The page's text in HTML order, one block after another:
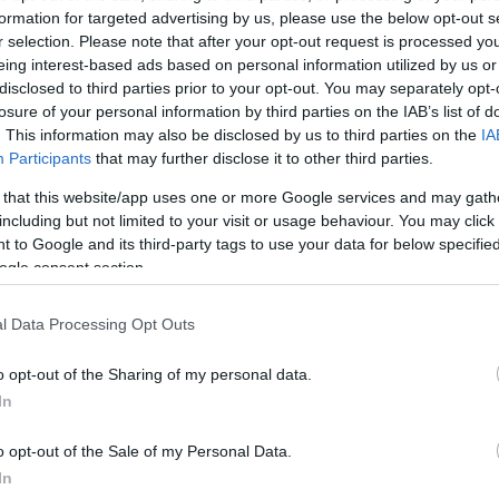
for targeted advertising by us, please use the below opt-out
selection. Please note that after your opt-out request is processed
interest-based ads based on personal information utilized by us
to third parties prior to your opt-out. You may separately
of your personal information by third parties on the IAB’s list of
This information may also be disclosed by us to third parties on the
Participants that may further disclose it to other third parties.
that this website/app uses one or more Google services and may
but not limited to your visit or usage behaviour. You may
to Google and its third-party tags to use your data for below
consent section.
Data Processing Opt Outs
opt-out of the Sharing of my personal data.
opt-out of the Sale of my Personal Data.
πλέι οφ.
ακόμα30 διαμάντια στην μία πλευρά του
τις συνολικές σεζόν που έπαιξαν στο
διαμάντια, που συμβολίζουν τις 80 νίκες της
ΔΙΑΦΗΜΙΣΗ